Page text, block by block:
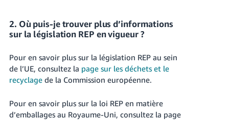
2. Où puis-je trouver plus d’informations
sur la législation REP en vigueur ?
Pour en savoir plus sur la législation REP au sein
de l’UE, consultez la page sur les déchets et le
recyclagede la Commission européenne.
Pour en savoir plus sur la loi REP en matière
d’emballages au Royaume-Uni, consultez la page